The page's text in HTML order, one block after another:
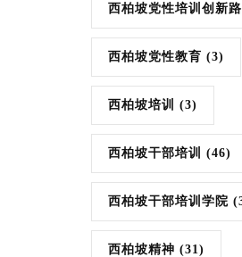
西柏坡党性培训创新
西柏坡党性教育 (3)
西柏坡培训 (3)
西柏坡干部培训 (46)
西柏坡干部培训学院
西柏坡精神 (31)